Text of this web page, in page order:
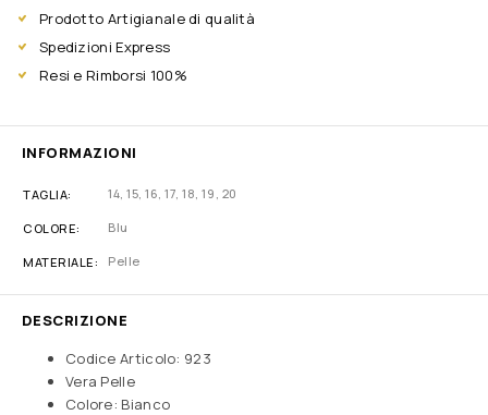
Prodotto Artigianale di qualità
Spedizioni Express
Resi e Rimborsi 100%
INFORMAZIONI
TAGLIA 14 ,15 ,16 ,17 ,18 ,19 20
COLORE Blu
MATERIALE Pelle
DESCRIZIONE
Codice Articolo: 923
Vera Pelle
Colore: Bianco